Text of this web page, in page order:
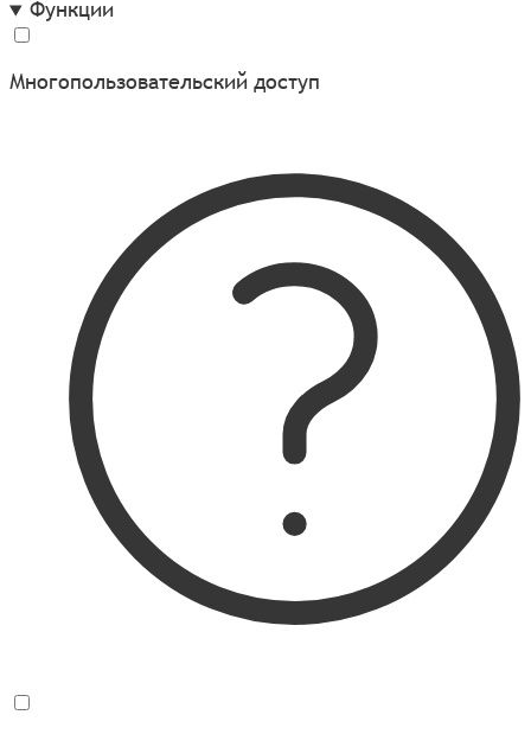
Функции
Многопользовательский доступ